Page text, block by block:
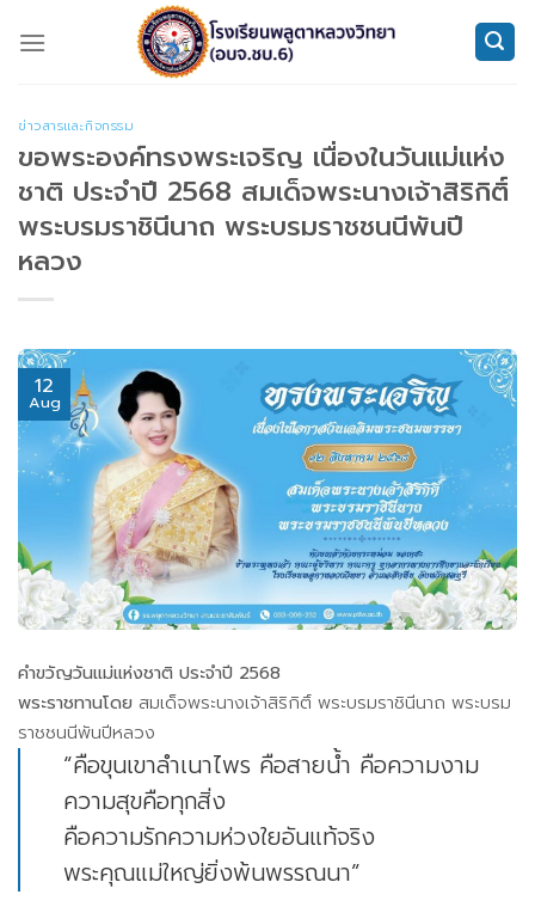
ข่าวสารและกิจกรรม
ขอพระองค์ทรงพระเจริญ เนื่องในวันแม่แห่ง
ชาติ ประจำปี 2568 สมเด็จพระนางเจ้าสิริกิติ์
พระบรมราชินีนาถ พระบรมราชชนนีพันปี
หลวง
12
Aug
คำขวัญวันแม่แห่งชาติ ประจำปี 2568
พระราชทานโดย สมเด็จพระนางเจ้าสิริกิติ์ พระบรมราชินีนาถ พระบรม
ราชชนนีพันปีหลวง
“คือขุนเขาลำเนาไพร คือสายน้ำ คือความงาม
ความสุขคือทุกสิ่ง
คือความรักความห่วงใยอันแท้จริง
พระคุณแม่ใหญ่ยิ่งพ้นพรรณนา”